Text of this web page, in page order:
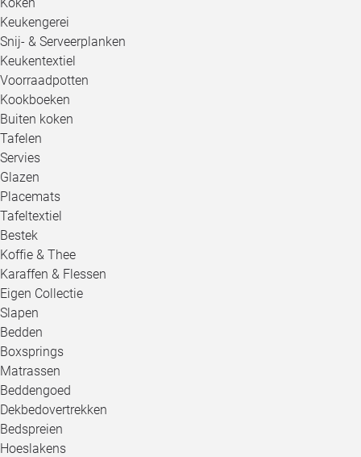
Keukengerei
Snij- & Serveerplanken
Keukentextiel
Voorraadpotten
Kookboeken
Buiten koken
Tafelen
Servies
Glazen
Placemats
Tafeltextiel
Bestek
Koffie & Thee
Karaffen & Flessen
Eigen Collectie
Slapen
Bedden
Boxsprings
Matrassen
Beddengoed
Dekbedovertrekken
Bedspreien
Hoeslakens